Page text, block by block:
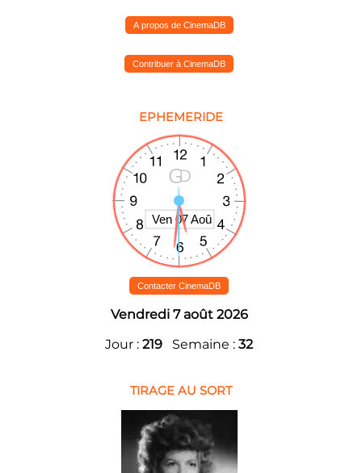
A propos de CinemaDB
Contribuer à CinemaDB
EPHEMERIDE
Contacter CinemaDB
Vendredi 7 août 2026
Jour : 219 Semaine : 32
TIRAGE AU SORT